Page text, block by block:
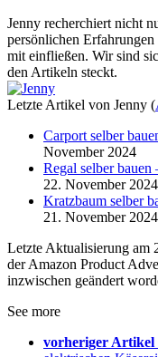
Jenny recherchiert nicht
persönlichen
mit einfließen. Wir sind
den Artikeln steckt.
Letzte Artikel von Jenny (
Carport selber
November 2024
Regal selber
22. November 2024
Kratzbaum selber
21. November 2024
Letzte Aktualisierung
der Amazon Product
inzwischen geändert
See more
vorheriger Artikel